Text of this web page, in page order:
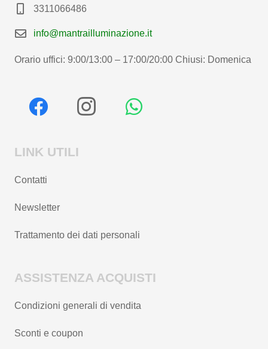
3311066486
info@mantrailluminazione.it
Orario uffici: 9:00/13:00 – 17:00/20:00 Chiusi: Domenica
LINK UTILI
Contatti
Newsletter
Trattamento dei dati personali
ASSISTENZA ACQUISTI
Condizioni generali di vendita
Sconti e coupon